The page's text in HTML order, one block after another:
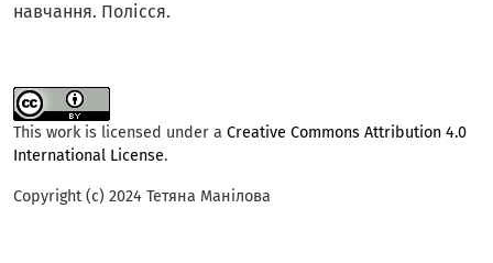
навчання. Полісся.
This work is licensed under a Creative Commons Attribution 4.0
International License.
Copyright (c) 2024 Тетяна Манілова